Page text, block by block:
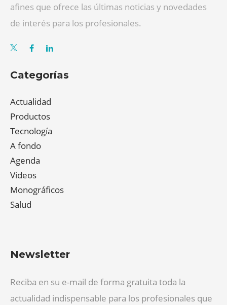
afines que ofrece las últimas noticias y novedades
de interés para los profesionales.
Categorías
Actualidad
Productos
Tecnología
A fondo
Agenda
Videos
Monográficos
Salud
Newsletter
Reciba en su e-mail de forma gratuita toda la
actualidad indispensable para los profesionales que